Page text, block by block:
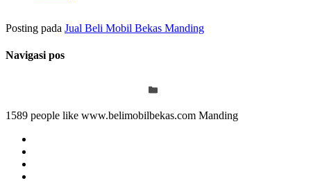
Posting pada Jual Beli Mobil Bekas Manding
Navigasi pos
1589 people like www.belimobilbekas.com Manding